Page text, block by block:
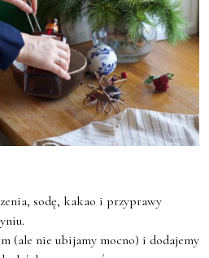
sodę, kakao i przyprawy
(ale nie ubijamy mocno) i dodajemy